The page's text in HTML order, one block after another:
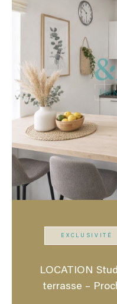
EXCLUSIVITÉ
LOCATION
terrasse –